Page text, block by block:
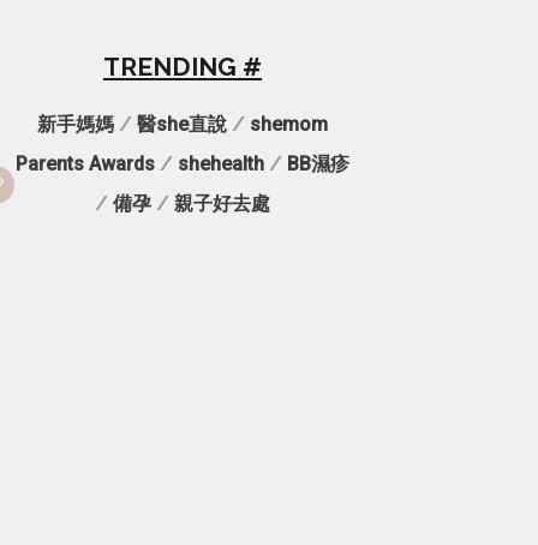
TRENDING #
新手媽媽 / 醫she直說 / shemom
Parents Awards / shehealth / BB濕疹
/ 備孕 / 親子好去處